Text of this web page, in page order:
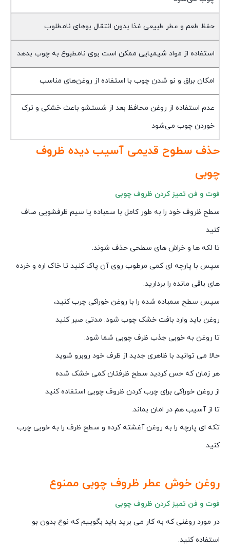
حفظ طعم و عطر طبیعی غذا بدون انتقال بوهای نامطلوب
استفاده از مواد شیمیایی ممکن است بوی نامطبوع به چوب بدهد
امکان براق و نو شدن چوب با استفاده از روغن‌های مناسب
عدم استفاده از روغن محافظ بعد از شستشو باعث خشکی و ترک
خوردن چوب می‌شود
حذف سطوح قدیمی آسیب دیده ظروف
چوبی
فوت و فن تمیز کردن ظروف چوبی
سطح ظروف خود را به طور کامل با سمباده یا سیم ظرفشویی صاف
کنید
تا لکه ها و خراش های سطحی حذف شوند.
سپس با پارچه ای کمی مرطوب روی آن پاک کنید تا خاک اره و خرده
های باقی مانده را بردارید.
سپس سطح سمباده شده را با روغن خوراکی چرب کنید،
روغن باید وارد بافت خشک چوب شود. مدتی صبر کنید
تا روغن به خوبی جذب ظرف چوبی شما شود.
حالا می توانید با ظاهری جدید از ظرف خود روبرو شوید
هر زمان که حس کردید سطح ظرفتان کمی خشک شده
از روغن خوراکی برای چرب کردن ظروف چوبی استفاده کنید
تا از آسیب هم در امان بماند.
تکه ای پارچه را به روغن آغشته کرده و سطح ظرف را به خوبی چرب
کنید.
روغن خوش عطر ظروف چوبی ممنوع
فوت و فن تمیز کردن ظروف چوبی
در مورد روغنی که به کار می برید باید بگوییم که نوع بدون بو
استفاده کنید.